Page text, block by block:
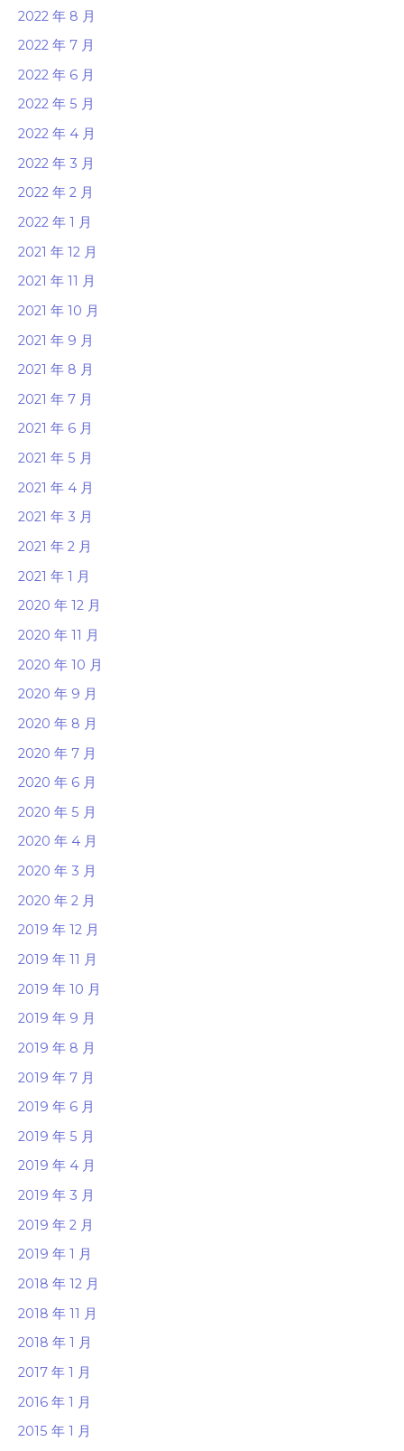
2022 年 8 月
2022 年 7 月
2022 年 6 月
2022 年 5 月
2022 年 4 月
2022 年 3 月
2022 年 2 月
2022 年 1 月
2021 年 12 月
2021 年 11 月
2021 年 10 月
2021 年 9 月
2021 年 8 月
2021 年 7 月
2021 年 6 月
2021 年 5 月
2021 年 4 月
2021 年 3 月
2021 年 2 月
2021 年 1 月
2020 年 12 月
2020 年 11 月
2020 年 10 月
2020 年 9 月
2020 年 8 月
2020 年 7 月
2020 年 6 月
2020 年 5 月
2020 年 4 月
2020 年 3 月
2020 年 2 月
2019 年 12 月
2019 年 11 月
2019 年 10 月
2019 年 9 月
2019 年 8 月
2019 年 7 月
2019 年 6 月
2019 年 5 月
2019 年 4 月
2019 年 3 月
2019 年 2 月
2019 年 1 月
2018 年 12 月
2018 年 11 月
2018 年 1 月
2017 年 1 月
2016 年 1 月
2015 年 1 月